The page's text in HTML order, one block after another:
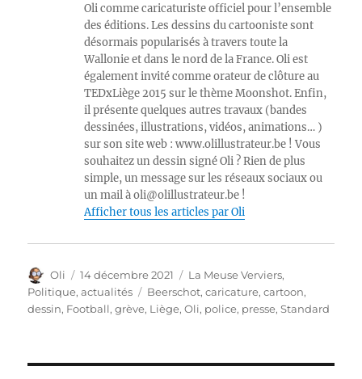
Oli comme caricaturiste officiel pour l’ensemble
des éditions. Les dessins du cartooniste sont
désormais popularisés à travers toute la
Wallonie et dans le nord de la France. Oli est
également invité comme orateur de clôture au
TEDxLiège 2015 sur le thème Moonshot. Enfin,
il présente quelques autres travaux (bandes
dessinées, illustrations, vidéos, animations… )
sur son site web : www.olillustrateur.be ! Vous
souhaitez un dessin signé Oli ? Rien de plus
simple, un message sur les réseaux sociaux ou
un mail à oli@olillustrateur.be !
Afficher tous les articles par Oli
Auteur
Oli
Publié
le
14 décembre 2021 Catégories
La Meuse Verviers,
Politique, actualités
Étiquettes
Beerschot,caricature,cartoon,
dessin, Football,grève, Liège,Oli, police, presse,Standard